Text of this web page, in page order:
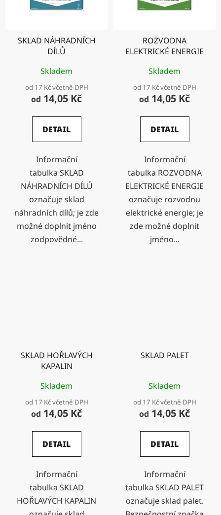
SKLAD NÁHRADNÍCH
DÍLŮ
Skladem
od 17 Kč včetně DPH
od 14,05 Kč
DETAIL
Informační
tabulka SKLAD
NÁHRADNÍCH DÍLŮ
označuje sklad
náhradních dílů; je zde
možné doplnit jméno
zodpovědné...
ROZVODNA
ELEKTRICKÉ ENERGIE
Skladem
od 17 Kč včetně DPH
od 14,05 Kč
DETAIL
Informační
tabulka ROZVODNA
ELEKTRICKÉ ENERGIE
označuje rozvodnu
elektrické energie; je
zde možné doplnit
jméno...
SKLAD HOŘLAVÝCH
KAPALIN
Skladem
od 17 Kč včetně DPH
od 14,05 Kč
DETAIL
Informační
tabulka SKLAD
HOŘLAVÝCH KAPALIN
SKLAD PALET
Skladem
od 17 Kč včetně DPH
od 14,05 Kč
DETAIL
Informační
tabulka SKLAD PALET
označuje sklad palet.